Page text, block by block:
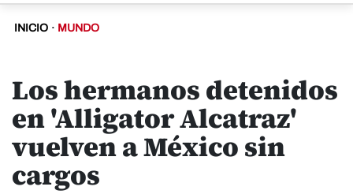
INICIO · MUNDO
Los hermanos detenidos
en 'Alligator Alcatraz'
vuelven a México sin
cargos